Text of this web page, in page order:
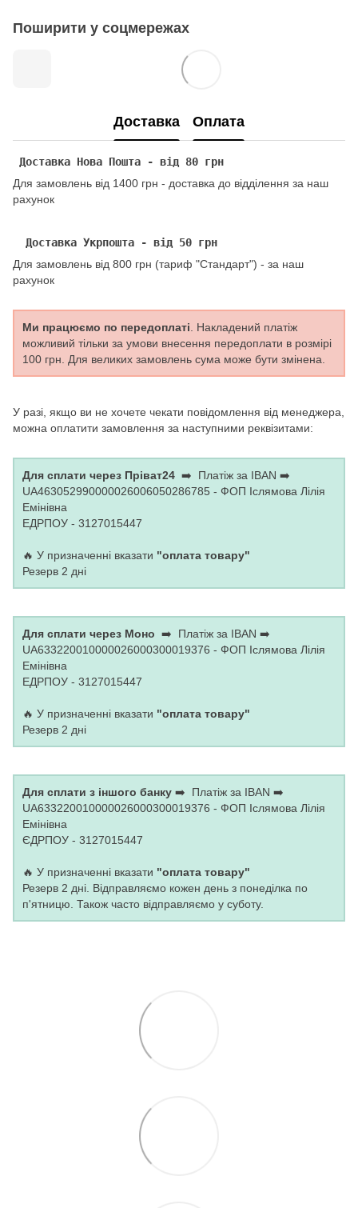
Поширити у соцмережах
Доставка Оплата
Доставка Нова Пошта - від 80 грн
Для замовлень від 1400 грн - доставка до відділення за наш
рахунок
Доставка Укрпошта - від 50 грн
Для замовлень від 800 грн (тариф "Стандарт") - за наш
рахунок
Ми працюємо по передоплаті. Накладений платіж
можливий тільки за умови внесення передоплати в розмірі
100 грн. Для великих замовлень сума може бути змінена.
У разі, якщо ви не хочете чекати повідомлення від менеджера,
можна оплатити замовлення за наступними реквізитами:
Для сплати через Пріват24 ➡️ Платіж за IBAN ➡️
UA463052990000026006050286785 - ФОП Іслямова Лілія
Емінівна
ЕДРПОУ - 3127015447
🔥 У призначенні вказати "оплата товару"
Резерв 2 дні
Для сплати через Моно ➡️ Платіж за IBAN ➡️
UA633220010000026000300019376 - ФОП Іслямова Лілія
Емінівна
ЕДРПОУ - 3127015447
🔥 У призначенні вказати "оплата товару"
Резерв 2 дні
Для сплати з іншого банку ➡️ Платіж за IBAN ➡️
UA633220010000026000300019376 - ФОП Іслямова Лілія
Емінівна
ЄДРПОУ - 3127015447
🔥 У призначенні вказати "оплата товару"
Резерв 2 дні. Відправляємо кожен день з понеділка по
п'ятницю. Також часто відправляємо у суботу.